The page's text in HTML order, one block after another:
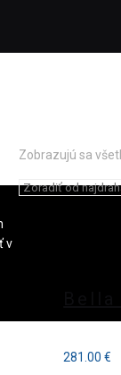
Zobrazujú sa
281.00€
v